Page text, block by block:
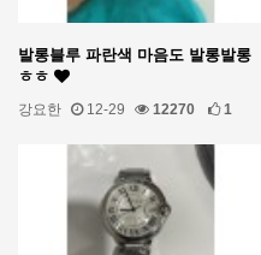
발롱블루 파란색 마음도 발롱발롱
ㅎㅎ
강요한 12-29 12270 1